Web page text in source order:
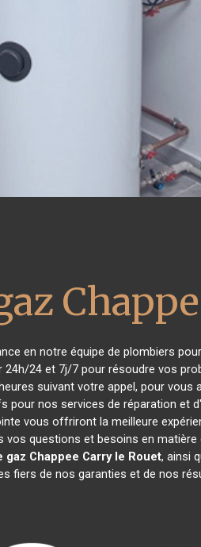
en notre équipe de plombiers
24 et 7j/7 pour résoudre vos
suivant votre appel, pour vous
nos services de réparation et
vous offriront la meilleure
questions et besoins en matière
gaz Chappee Carry le Rouet, ainsi
fiers de nos garanties et de nos